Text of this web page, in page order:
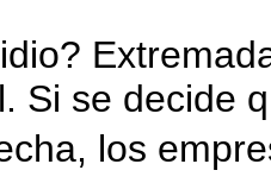
Si se decide
los